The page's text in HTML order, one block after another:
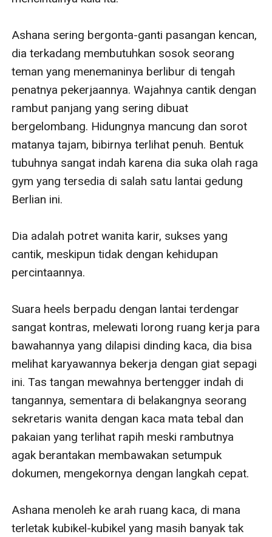
Ashana sering bergonta-ganti pasangan kencan,
dia terkadang membutuhkan sosok seorang
teman yang menemaninya berlibur di tengah
penatnya pekerjaannya. Wajahnya cantik dengan
rambut panjang yang sering dibuat
bergelombang. Hidungnya mancung dan sorot
matanya tajam, bibirnya terlihat penuh. Bentuk
tubuhnya sangat indah karena dia suka olah raga
gym yang tersedia di salah satu lantai gedung
Berlian ini.
Dia adalah potret wanita karir, sukses yang
cantik, meskipun tidak dengan kehidupan
percintaannya.
Suara heels berpadu dengan lantai terdengar
sangat kontras, melewati lorong ruang kerja para
bawahannya yang dilapisi dinding kaca, dia bisa
melihat karyawannya bekerja dengan giat sepagi
ini. Tas tangan mewahnya bertengger indah di
tangannya, sementara di belakangnya seorang
sekretaris wanita dengan kaca mata tebal dan
pakaian yang terlihat rapih meski rambutnya
agak berantakan membawakan setumpuk
dokumen, mengekornya dengan langkah cepat.
Ashana menoleh ke arah ruang kaca, di mana
terletak kubikel-kubikel yang masih banyak tak